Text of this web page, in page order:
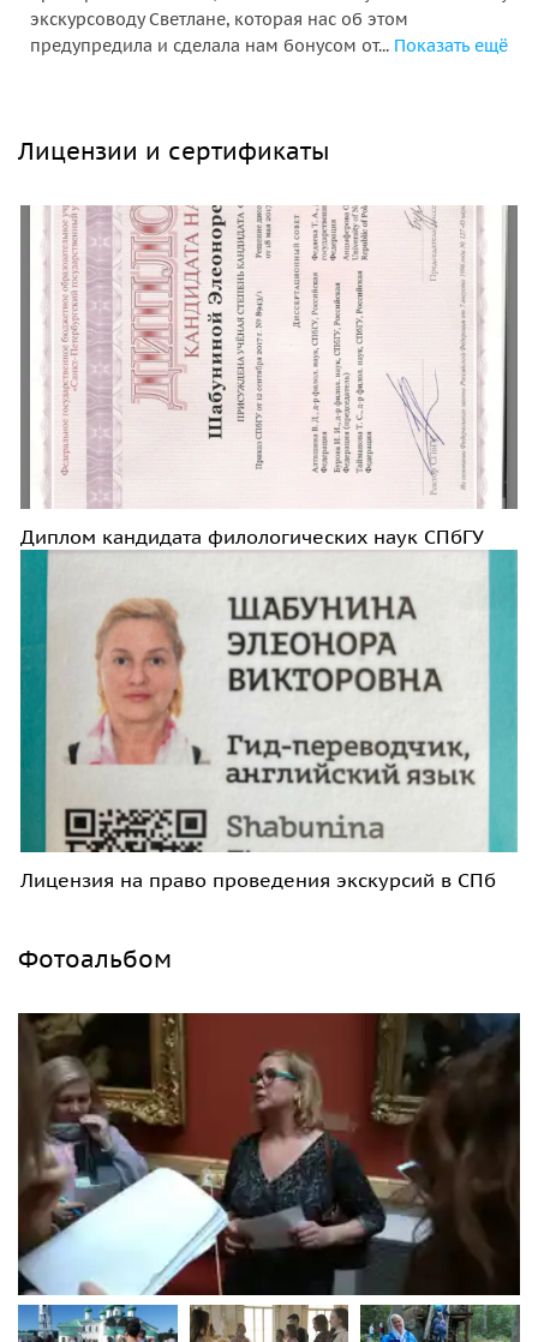
экскурсоводу Светлане, которая нас об этом
предупредила и сделала нам бонусом от... Показать ещё
Лицензии и сертификаты
Диплом кандидата филологических наук СПбГУ
Лицензия на право проведения экскурсий в СПб
Фотоальбом